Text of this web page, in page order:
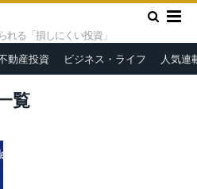
れる「損しにくい投資」
動産投資 ビジネス・ライフ 人気連
覧